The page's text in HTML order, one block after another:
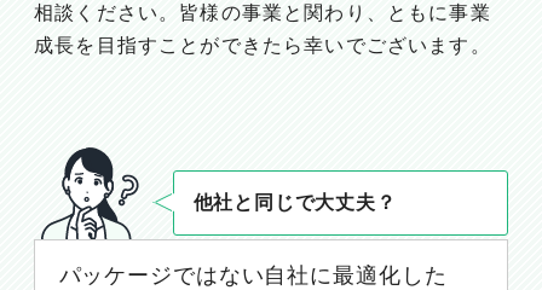
相談ください。皆様の事業と関わり、ともに事業
成長を目指すことができたら幸いでございます。
他社と同じで大丈夫？
パッケージではない自社に最適化した